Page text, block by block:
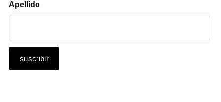
Apellido